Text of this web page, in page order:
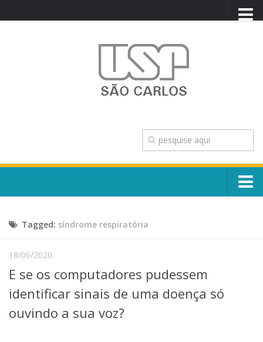
TRANSPARÊNCIA
OUVIDORIA
CONTATO
Escola, Institutos e Órgãos
Núcleos e Comissões
Telefones e Mapas
Pessoas
Graduação
Tagged: síndrome respiratória
18/06/2020
E se os computadores pudessem
identificar sinais de uma doença só
ouvindo a sua voz?